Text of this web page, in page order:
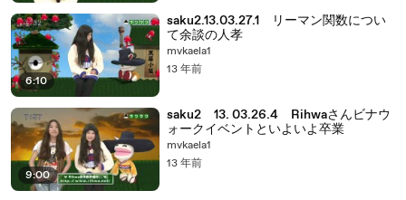
6:10
saku2.13.03.27.1 リーマン関数につい
て余談の人孝
mvkaela1
13 年前
9:00
saku2 13. 03.26.4 Rihwaさんビナウ
ォークイベントといよいよ卒業
mvkaela1
13 年前